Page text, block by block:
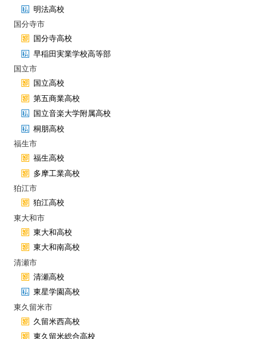
明法高校
国分寺市
国分寺高校
早稲田実業学校高等部
国立市
国立高校
第五商業高校
国立音楽大学附属高校
桐朋高校
福生市
福生高校
多摩工業高校
狛江市
狛江高校
東大和市
東大和高校
東大和南高校
清瀬市
清瀬高校
東星学園高校
東久留米市
久留米西高校
東久留米総合高校